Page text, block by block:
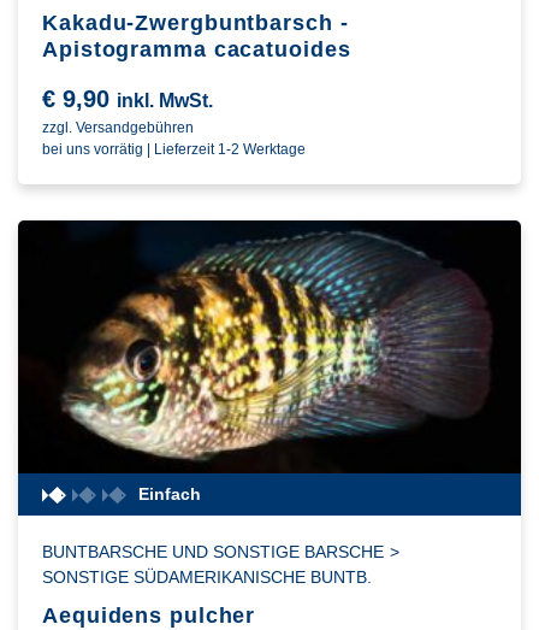
Kakadu-Zwergbuntbarsch -
Apistogramma cacatuoides
€ 9,90 inkl. MwSt.
zzgl. Versandgebühren
bei uns vorrätig | Lieferzeit 1-2 Werktage
Einfach
BUNTBARSCHE UND SONSTIGE BARSCHE >
SONSTIGE SÜDAMERIKANISCHE BUNTB.
Aequidens pulcher